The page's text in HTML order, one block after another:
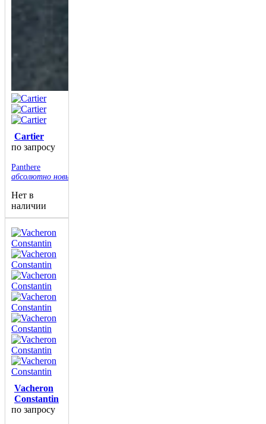
Cartier
по запросу
Panthere
абсолютно новые
Нет в
наличии
Vacheron
Constantin
по запросу